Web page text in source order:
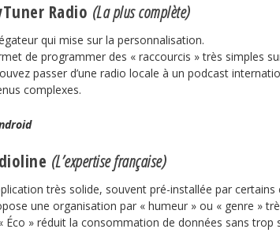
Radio (La plus complète)
qui mise sur la personnalisation.
de programmer des « raccourcis » très simples
passer d’une radio locale à un podcast
complexes.
(L’expertise française)
très solide, souvent pré-installée par
une organisation par « humeur » ou « genre »
Éco » réduit la consommation de données sans trop